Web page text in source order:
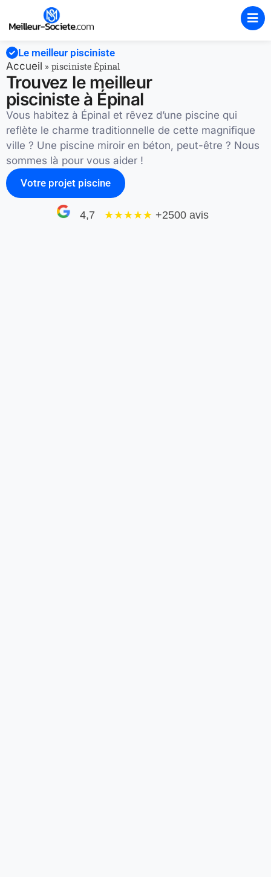
Le meilleur pisciniste
Accueil » pisciniste Épinal
Trouvez le meilleur
pisciniste à Épinal
Vous habitez à Épinal et rêvez d’une piscine qui
reflète le charme traditionnelle de cette magnifique
ville ? Une piscine miroir en béton, peut-être ? Nous
sommes là pour vous aider !
Votre projet piscine
4,7 ★★★★★ +2500 avis